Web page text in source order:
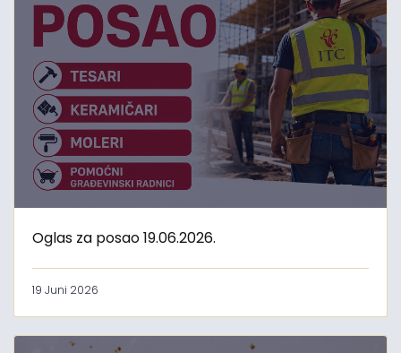
Oglas za posao 19.06.2026.
19 Juni 2026